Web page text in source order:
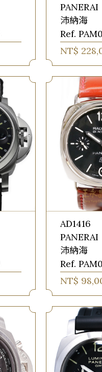
PANERAI
沛納海
Ref.
NT$
AD1416
PANERAI
沛納海
Ref.
NT$